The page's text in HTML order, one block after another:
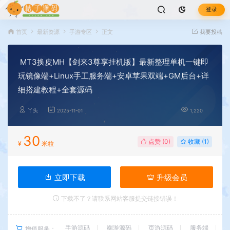
登录
首页 最新资源 手游专区 正文 我要投稿
MT3换皮MH【剑来3尊享挂机版】最新整理单机一键即
玩镜像端+Linux手工服务端+安卓苹果双端+GM后台+详
细搭建教程+全套源码
丫头 2025-11-01 1,220
¥ 30 米粒 点赞 (0) 收藏 (1)
立即下载 升级会员
下载不了？请联系网站客服提交链接错误！
手游源码 端游源码 页游源码 服务端